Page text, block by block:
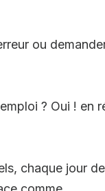
ou
? Oui ! en
chaque jour